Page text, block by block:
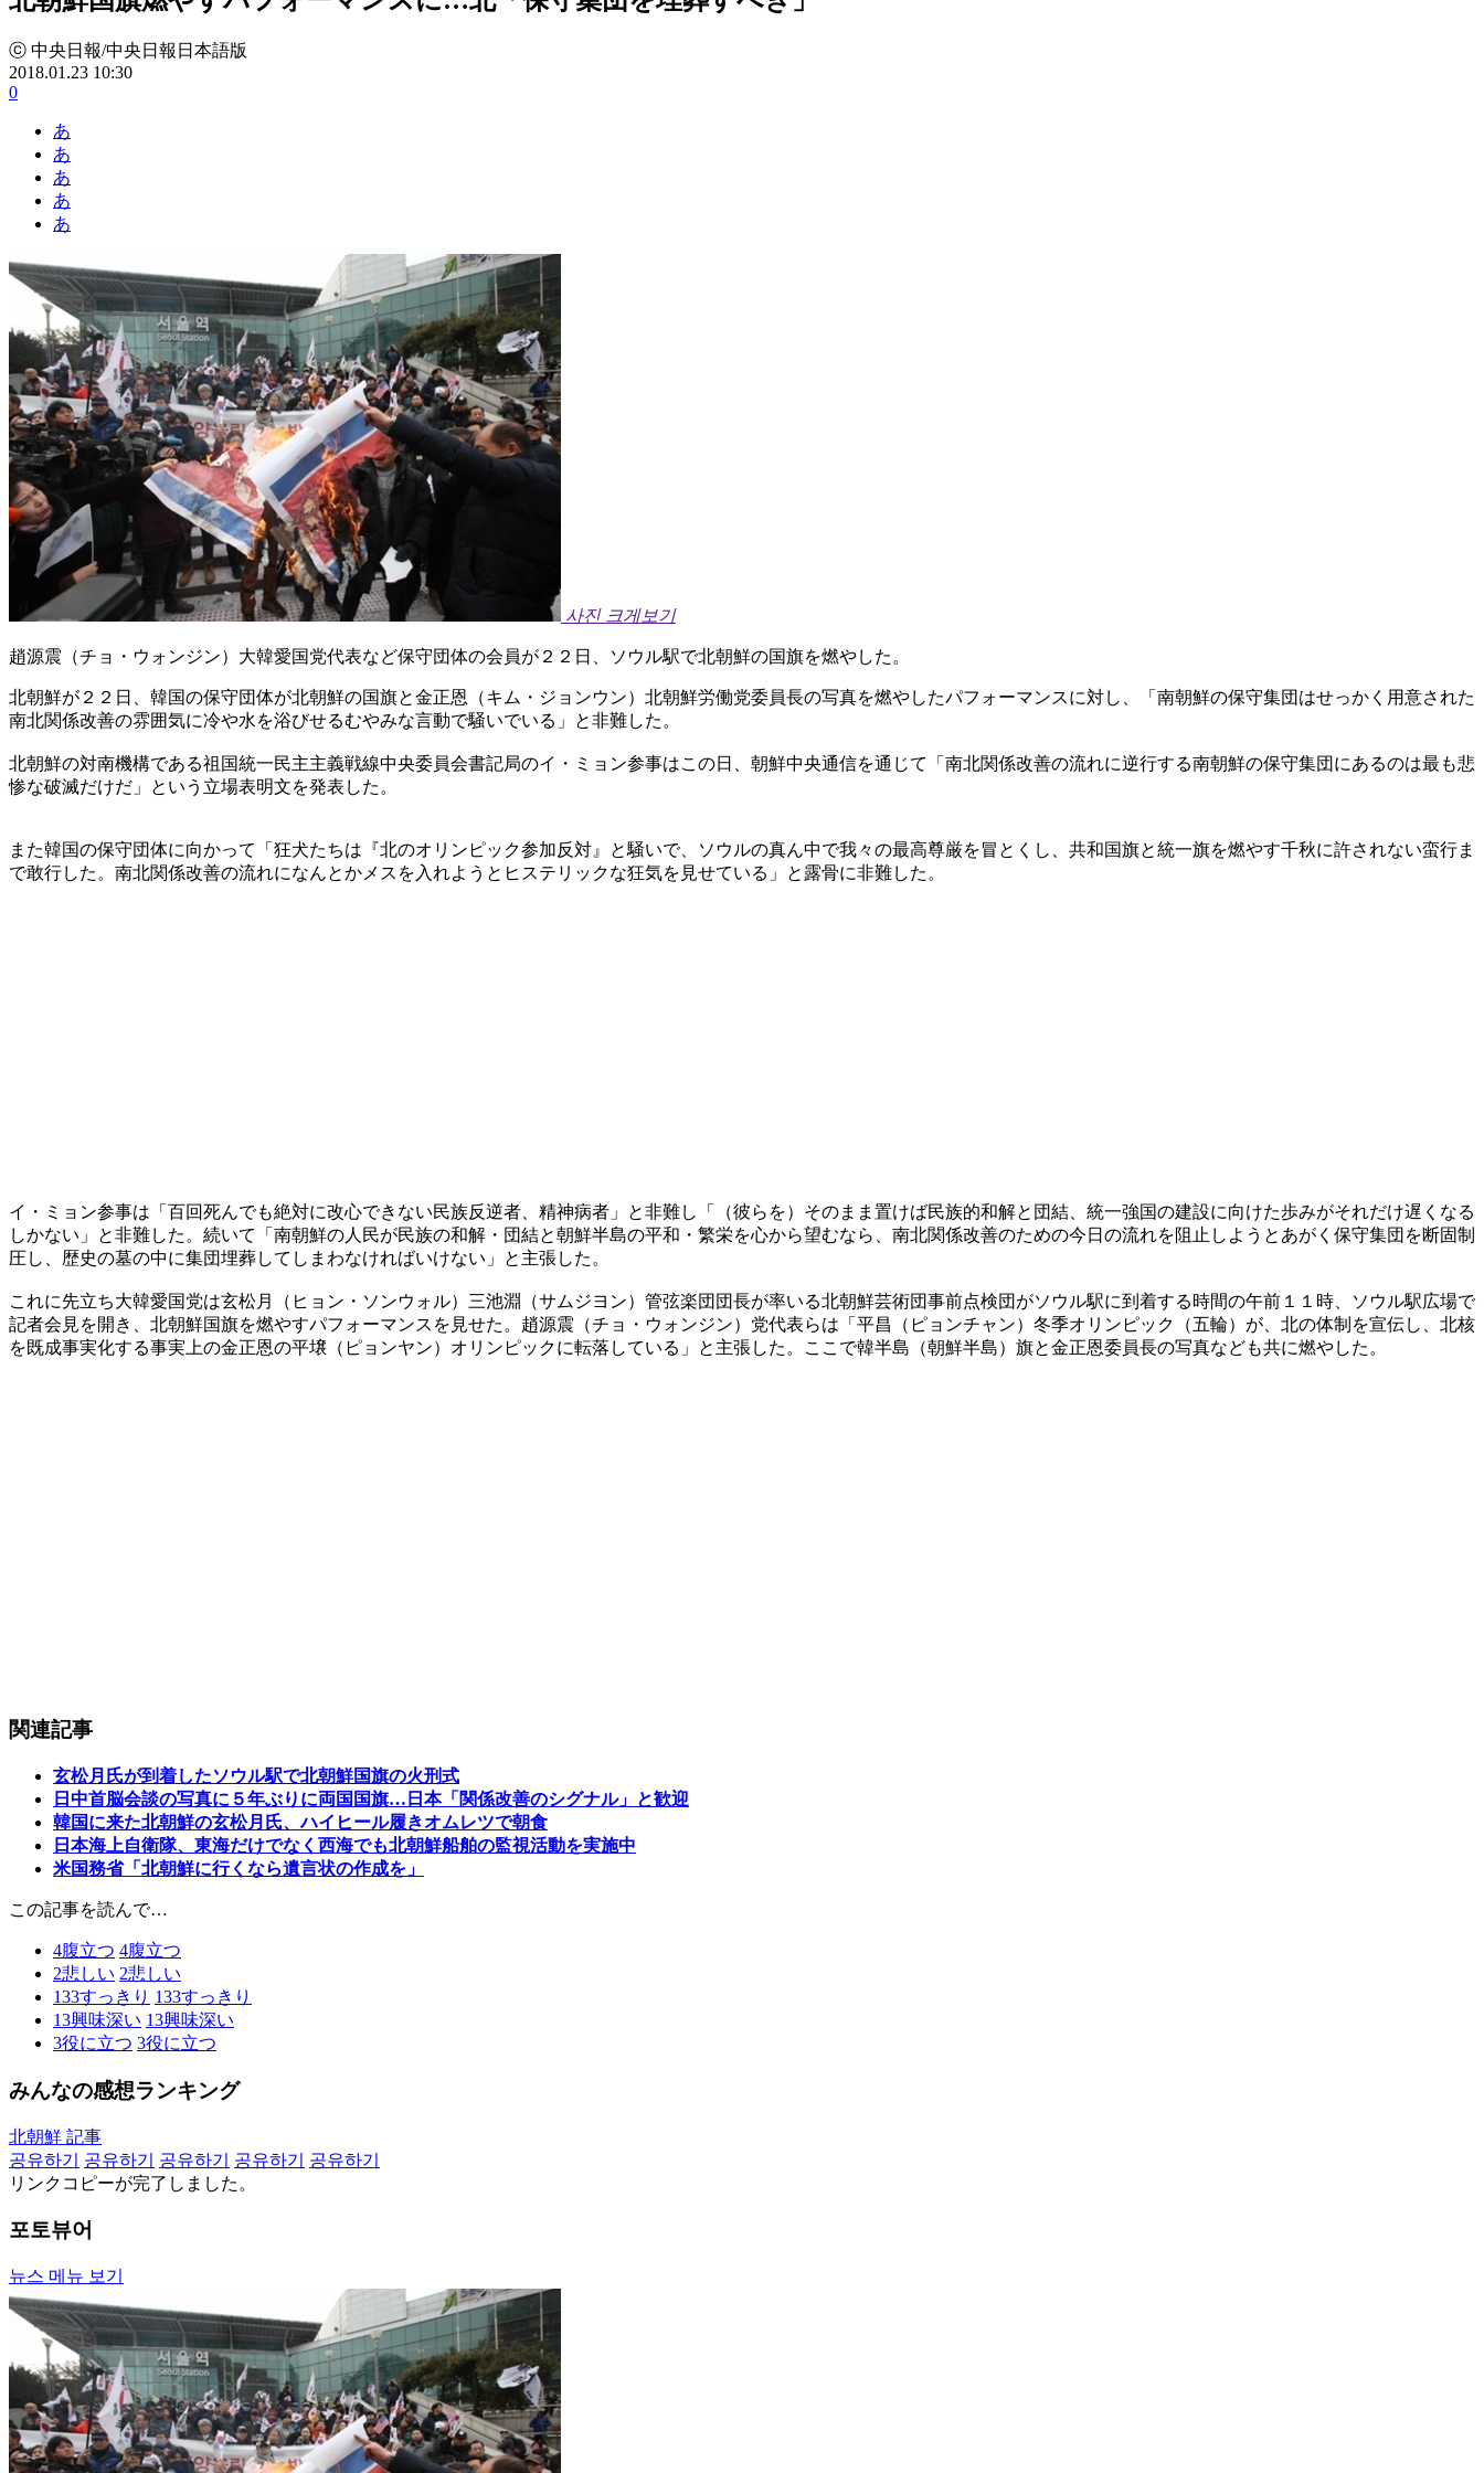
ⓒ 中央日報/中央日報日本語版
2018.01.23 10:30
0
あ
あ
あ
あ
あ
사진 크게보기
趙源震（チョ・ウォンジン）大韓愛国党代表など保守団体の会員が２２日、ソウル駅で北朝鮮の国旗を燃やした。
北朝鮮が２２日、韓国の保守団体が北朝鮮の国旗と金正恩（キム・ジョンウン）北朝鮮労働党委員長の写真を燃やしたパフォーマンスに対し、「南朝鮮の保守集団はせっかく用意された
南北関係改善の雰囲気に冷や水を浴びせるむやみな言動で騒いでいる」と非難した。
北朝鮮の対南機構である祖国統一民主主義戦線中央委員会書記局のイ・ミョン参事はこの日、朝鮮中央通信を通じて「南北関係改善の流れに逆行する南朝鮮の保守集団にあるのは最も悲
惨な破滅だけだ」という立場表明文を発表した。
また韓国の保守団体に向かって「狂犬たちは『北のオリンピック参加反対』と騒いで、ソウルの真ん中で我々の最高尊厳を冒とくし、共和国旗と統一旗を燃やす千秋に許されない蛮行ま
で敢行した。南北関係改善の流れになんとかメスを入れようとヒステリックな狂気を見せている」と露骨に非難した。
イ・ミョン参事は「百回死んでも絶対に改心できない民族反逆者、精神病者」と非難し「（彼らを）そのまま置けば民族的和解と団結、統一強国の建設に向けた歩みがそれだけ遅くなる
しかない」と非難した。続いて「南朝鮮の人民が民族の和解・団結と朝鮮半島の平和・繁栄を心から望むなら、南北関係改善のための今日の流れを阻止しようとあがく保守集団を断固制
圧し、歴史の墓の中に集団埋葬してしまわなければいけない」と主張した。
これに先立ち大韓愛国党は玄松月（ヒョン・ソンウォル）三池淵（サムジヨン）管弦楽団団長が率いる北朝鮮芸術団事前点検団がソウル駅に到着する時間の午前１１時、ソウル駅広場で
記者会見を開き、北朝鮮国旗を燃やすパフォーマンスを見せた。趙源震（チョ・ウォンジン）党代表らは「平昌（ピョンチャン）冬季オリンピック（五輪）が、北の体制を宣伝し、北核
を既成事実化する事実上の金正恩の平壌（ピョンヤン）オリンピックに転落している」と主張した。ここで韓半島（朝鮮半島）旗と金正恩委員長の写真なども共に燃やした。
関連記事
玄松月氏が到着したソウル駅で北朝鮮国旗の火刑式
日中首脳会談の写真に５年ぶりに両国国旗…日本「関係改善のシグナル」と歓迎
韓国に来た北朝鮮の玄松月氏、ハイヒール履きオムレツで朝食
日本海上自衛隊、東海だけでなく西海でも北朝鮮船舶の監視活動を実施中
米国務省「北朝鮮に行くなら遺言状の作成を」
この記事を読んで…
4腹立つ 4腹立つ
2悲しい 2悲しい
133すっきり 133すっきり
13興味深い 13興味深い
3役に立つ 3役に立つ
みんなの感想ランキング
北朝鮮 記事
공유하기
공유하기 공유하기 공유하기
공유하기
リンクコピーが完了しました。
포토뷰어
뉴스 메뉴 보기